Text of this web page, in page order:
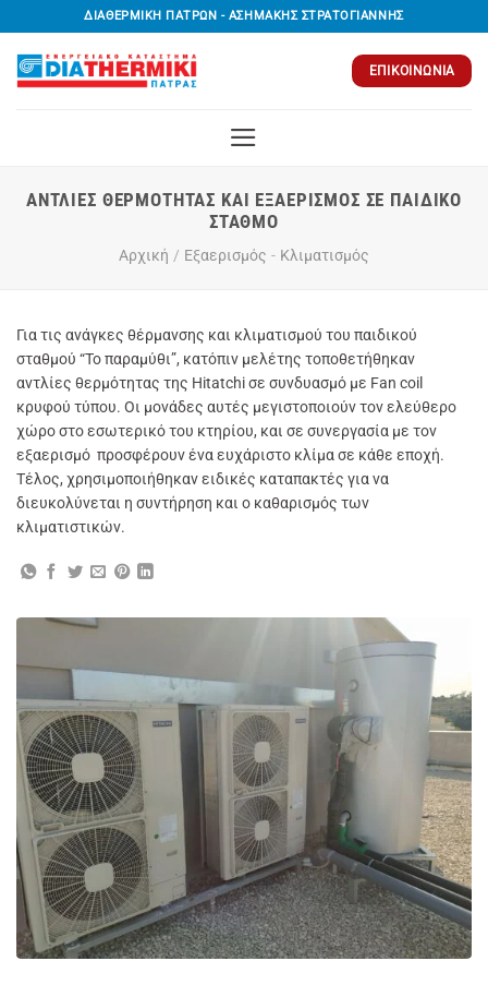
στο
περιεχόμενο
ΔΙΑΘΕΡΜΙΚΗ ΠΑΤΡΩΝ - ΑΣΗΜΑΚΗΣ ΣΤΡΑΤΟΓΙΑΝΝΗΣ
ΕΠΙΚΟΙΝΩΝΊΑ
ΑΝΤΛΊΕΣ ΘΕΡΜΌΤΗΤΑΣ ΚΑΙ ΕΞΑΕΡΙΣΜΌΣ ΣΕ ΠΑΙΔΙΚΌ
ΣΤΑΘΜΌ
Αρχική / Εξαερισμός - Κλιματισμός
Για τις ανάγκες θέρμανσης και κλιματισμού του παιδικού
σταθμού “Το παραμύθι”, κατόπιν μελέτης τοποθετήθηκαν
αντλίες θερμότητας της Hitatchi σε συνδυασμό με Fan coil
κρυφού τύπου. Οι μονάδες αυτές μεγιστοποιούν τον ελεύθερο
χώρο στο εσωτερικό του κτηρίου, και σε συνεργασία με τον
εξαερισμό προσφέρουν ένα ευχάριστο κλίμα σε κάθε εποχή.
Τέλος, χρησιμοποιήθηκαν ειδικές καταπακτές για να
διευκολύνεται η συντήρηση και ο καθαρισμός των
κλιματιστικών.